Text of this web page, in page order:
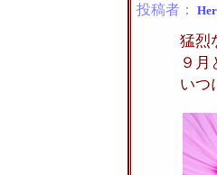
投稿者：
猛烈
９月
いつ